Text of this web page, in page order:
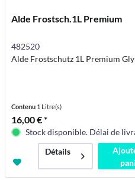
Alde Frostsch.1L Premium
482520
Alde Frostschutz 1L Premium
Contenu 1 Litre(s)
16,00 € *
Stock disponible. Délai de
Détails